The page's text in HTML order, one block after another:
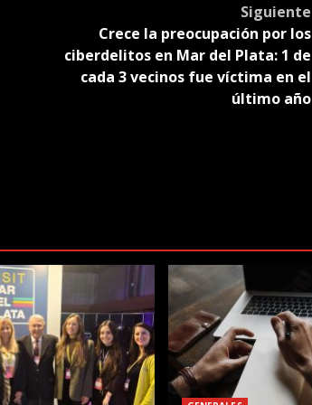
Siguiente
Crece la preocupación por los
ciberdelitos en Mar del Plata: 1 de
cada 3 vecinos fue víctima en el
último año